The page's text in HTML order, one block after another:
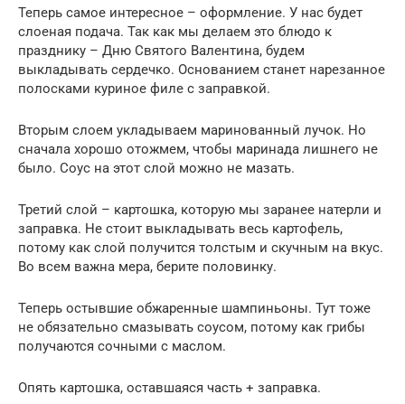
Теперь самое интересное – оформление. У нас будет
слоеная подача. Так как мы делаем это блюдо к
празднику – Дню Святого Валентина, будем
выкладывать сердечко. Основанием станет нарезанное
полосками куриное филе с заправкой.
Вторым слоем укладываем маринованный лучок. Но
сначала хорошо отожмем, чтобы маринада лишнего не
было. Соус на этот слой можно не мазать.
Третий слой – картошка, которую мы заранее натерли и
заправка. Не стоит выкладывать весь картофель,
потому как слой получится толстым и скучным на вкус.
Во всем важна мера, берите половинку.
Теперь остывшие обжаренные шампиньоны. Тут тоже
не обязательно смазывать соусом, потому как грибы
получаются сочными с маслом.
Опять картошка, оставшаяся часть + заправка.